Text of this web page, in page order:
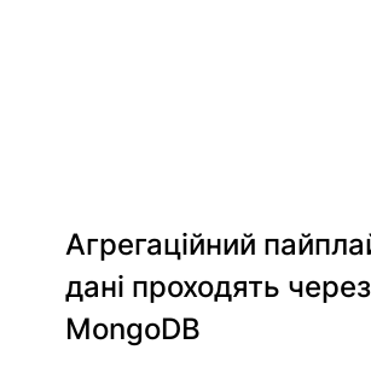
Агрегаційний
дані проходять через
MongoDB